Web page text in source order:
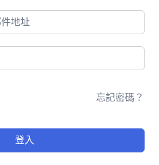
忘記密碼？
登入